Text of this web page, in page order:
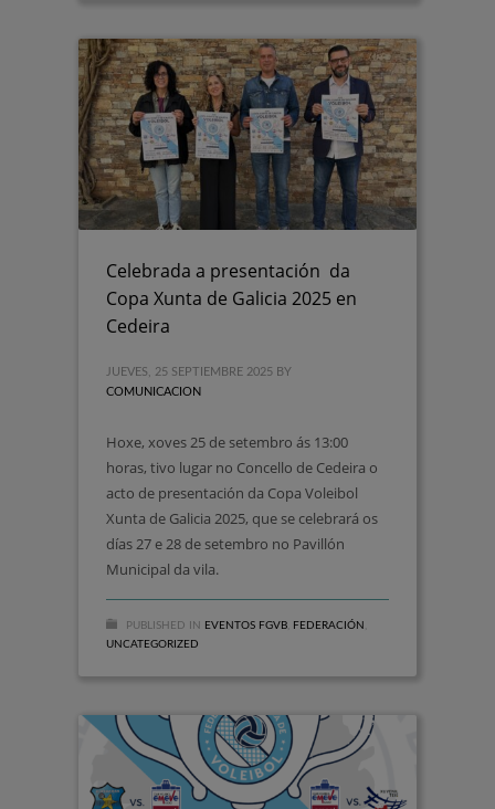
Celebrada a presentación da
Copa Xunta de Galicia 2025 en
Cedeira
JUEVES, 25 SEPTIEMBRE 2025 BY
COMUNICACION
Hoxe, xoves 25 de setembro ás 13:00
horas, tivo lugar no Concello de Cedeira o
acto de presentación da Copa Voleibol
Xunta de Galicia 2025, que se celebrará os
días 27 e 28 de setembro no Pavillón
Municipal da vila.
PUBLISHED IN EVENTOS FGVB FEDERACIÓN
UNCATEGORIZED